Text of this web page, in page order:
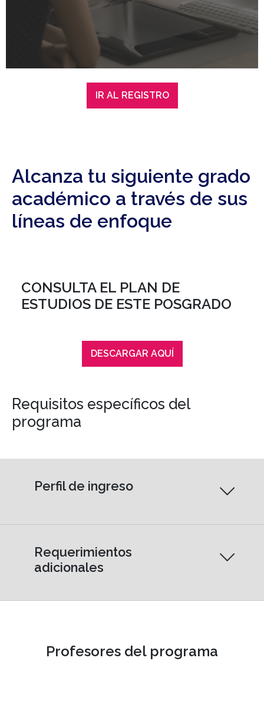
IR AL REGISTRO
Alcanza tu siguiente grado
académico a través de sus
líneas de enfoque
CONSULTA EL PLAN DE
ESTUDIOS DE ESTE POSGRADO
DESCARGAR AQUÍ
Requisitos específicos del
programa
Perfil de ingreso
Requerimientos
adicionales
Profesores del programa